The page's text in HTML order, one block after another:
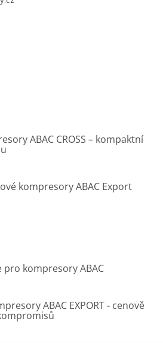
ABAC CROSS – kompaktní
kompresory ABAC Export
pro kompresory ABAC
ABAC EXPORT - cenově